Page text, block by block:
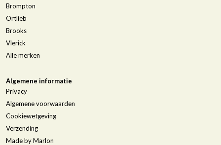
Brompton
Ortlieb
Brooks
Vlerick
Alle merken
Algemene informatie
Privacy
Algemene voorwaarden
Cookiewetgeving
Verzending
Made by Marlon